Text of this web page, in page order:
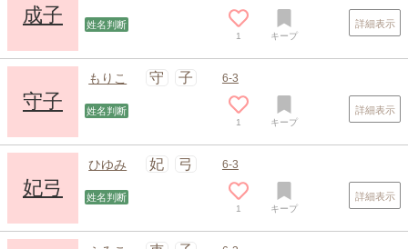
成子 姓名判断
1 キープ
詳細表示
守子
もりこ 守 子 6-3
姓名判断
1 キープ
詳細表示
妃弓
ひゆみ 妃 弓 6-3
姓名判断
1 キープ
詳細表示